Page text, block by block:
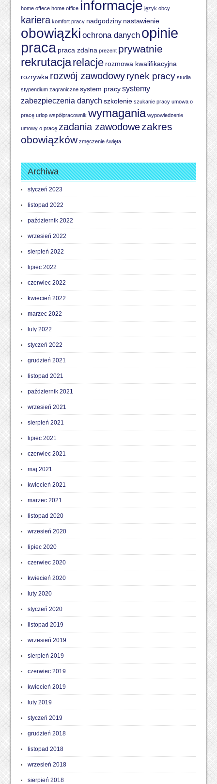
home offece home office informacje język obcy
kariera komfort pracy nadgodziny nastawienie
obowiązki ochrona danych opinie
praca praca zdalna prezent prywatnie
rekrutacjarelacje rozmowa kwalifikacyjna
rozrywka rozwój zawodowy rynek pracy studia
stypendium zagraniczne system pracy systemy
zabezpieczenia danych szkolenie szukanie pracy umowa o
pracę urlop współpracownik wymagania wypowiedzenie
umowy o pracę zadania zawodowe zakres
obowiązków zmęczenie święta
Archiwa
styczeń 2023
listopad 2022
październik 2022
wrzesień 2022
sierpień 2022
lipiec 2022
czerwiec 2022
kwiecień 2022
marzec 2022
luty 2022
styczeń 2022
grudzień 2021
listopad 2021
październik 2021
wrzesień 2021
sierpień 2021
lipiec 2021
czerwiec 2021
maj 2021
kwiecień 2021
marzec 2021
listopad 2020
wrzesień 2020
lipiec 2020
czerwiec 2020
kwiecień 2020
luty 2020
styczeń 2020
listopad 2019
wrzesień 2019
sierpień 2019
czerwiec 2019
kwiecień 2019
luty 2019
styczeń 2019
grudzień 2018
listopad 2018
wrzesień 2018
sierpień 2018